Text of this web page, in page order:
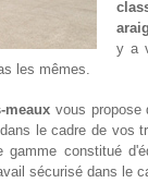
y a
les mêmes.
meaux vous propose
le cadre de vos
constitué
sécurisé dans le